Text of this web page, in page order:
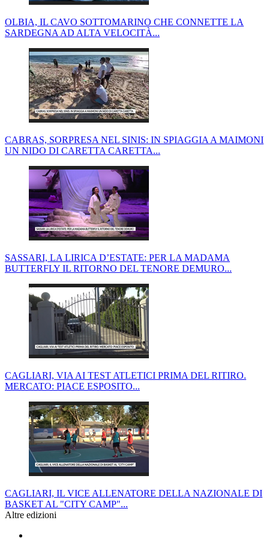
OLBIA, IL CAVO SOTTOMARINO CHE CONNETTE LA
SARDEGNA AD ALTA VELOCITÀ...
CABRAS, SORPRESA NEL SINIS: IN SPIAGGIA A MAIMONI
UN NIDO DI CARETTA CARETTA...
SASSARI, LA LIRICA D’ESTATE: PER LA MADAMA
BUTTERFLY IL RITORNO DEL TENORE DEMURO...
CAGLIARI, VIA AI TEST ATLETICI PRIMA DEL RITIRO.
MERCATO: PIACE ESPOSITO...
CAGLIARI, IL VICE ALLENATORE DELLA NAZIONALE DI
BASKET AL "CITY CAMP"...
Altre edizioni